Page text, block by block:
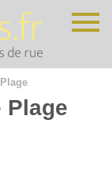
Plage